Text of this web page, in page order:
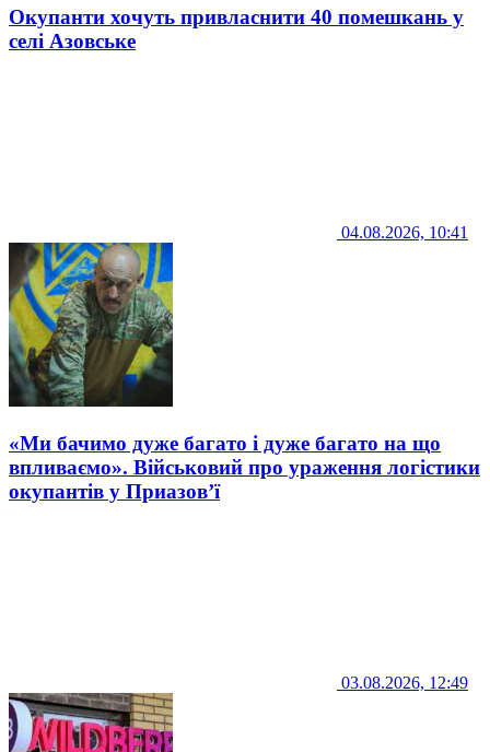
Окупанти хочуть привласнити 40 помешкань у
селі Азовське
04.08.2026, 10:41
«Ми бачимо дуже багато і дуже багато на що
впливаємо». Військовий про ураження логістики
окупантів у Приазов’ї
03.08.2026, 12:49